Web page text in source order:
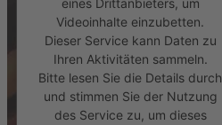
Videoinhalte einzubetten.
Dieser Service kann Daten zu
Ihren Aktivitäten sammeln.
Bitte lesen Sie die Details durch
und stimmen Sie der Nutzung
des Service zu, um dieses